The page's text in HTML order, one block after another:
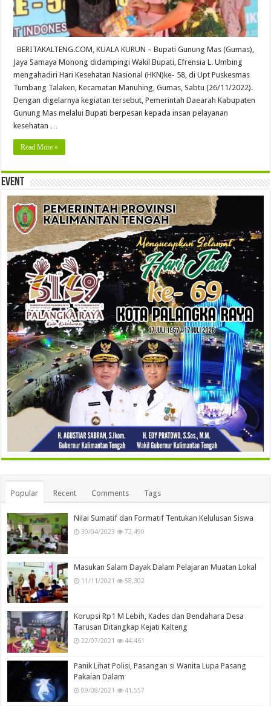
BERITAKALTENG.COM, KUALA KURUN – Bupati Gunung Mas (Gumas),
Jaya Samaya Monong didampingi Wakil Bupati, Efrensia L. Umbing
mengahadiri Hari Kesehatan Nasional (HKN)ke- 58, di Upt Puskesmas
Tumbang Talaken, Kecamatan Manuhing, Gumas, Sabtu (26/11/2022).
Dengan digelarnya kegiatan tersebut, Pemerintah Daearah Kabupaten
Gunung Mas melalui Bupati berpesan kepada insan pelayanan
kesehatan …
Read More »
Event
Popular Recent Comments Tags
Nilai Sumatif dan Formatif Tentukan Kelulusan Siswa
30/04/2023 72,490
Masukan Salam Dayak Dalam Pelajaran Muatan Lokal
11/11/2021 58,302
Korupsi Rp1 M Lebih, Kades dan Bendahara Desa
Tarusan Ditangkap Kejati Kalteng
22/07/2021 44,461
Panik Lihat Polisi, Pasangan si Wanita Lupa Pasang
Pakaian Dalam
09/08/2021 41,557